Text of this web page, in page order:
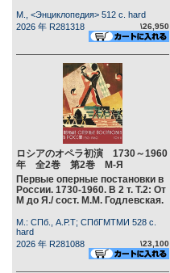
М., <Энциклопедия> 512 c. hard
2026 年 R281318
\26,950
ロシアのオペラ初演 1730～1960
年 全2巻 第2巻 М-Я
Первые оперные постановки в
России. 1730-1960. В 2 т. Т.2: От
М до Я./ сост. М.М. Годлевская.
М.: СПб., А.Р.Т; СПбГМТМИ 528 c.
hard
2026 年 R281088
\23,100